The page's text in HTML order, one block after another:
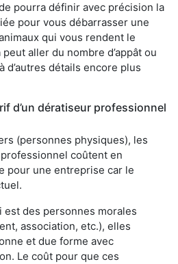
pourra définir avec précision la
pour vous débarrasser une
qui vous rendent le
aller du nombre d’appât ou
d’autres détails encore plus
d’un dératiseur professionnel
(personnes physiques), les
coûtent en
pour une entreprise car le
est des personnes morales
association, etc.), elles
et due forme avec
Le coût pour que ces